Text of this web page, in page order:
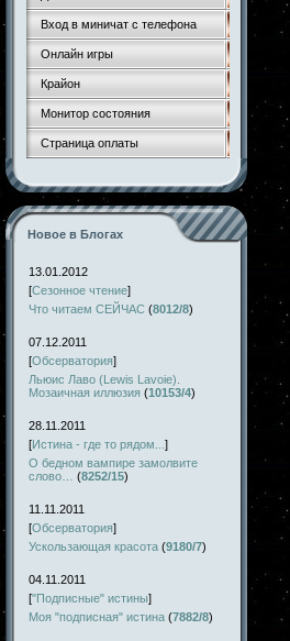
Вход в миничат с телефона
Онлайн игры
Крайон
Монитор состояния
Страница оплаты
Новое в Блогах
13.01.2012
[Сезонное чтение]
Что читаем СЕЙЧАС (8012/8)
07.12.2011
[Обсерватория]
Льюис Лаво (Lewis Lavoie).
Мозаичная иллюзия (10153/4)
28.11.2011
[Истина - где то рядом... ]
О бедном вампире замолвите
слово…
(8252/15)
11.11.2011
[Обсерватория]
Ускользающая красота (9180/7)
04.11.2011
["Подписные" истины]
Моя "подписная" истина (7882/8)